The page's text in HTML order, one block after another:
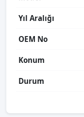
Yıl Aralığı
OEM No
Konum
Durum